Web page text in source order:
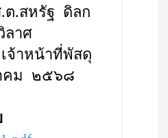
ต.สหรัฐ ดิลก
ลาศ
จ้าหน้าที่พัสดุ
ม ๒๕๖๘